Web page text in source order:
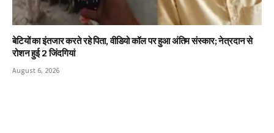
बेटियों का इंतजार करते रहे पिता, वीडियो कॉल पर हुआ अंतिम संस्कार; नेत्रदान से
रोशन हुई 2 जिंदगियां
August 6, 2026